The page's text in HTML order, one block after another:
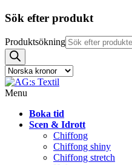
Sök efter produkt
Produktsökning
Menu
Boka tid
Scen & Idrott
Chiffong
Chiffong shiny
Chiffong stretch